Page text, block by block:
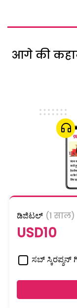
आगे की
ಡಿಜಿಟಲ್ (1 साल)
USD10
ಸಬ್ ಸ್ಕಿರಪ್ಶನ್